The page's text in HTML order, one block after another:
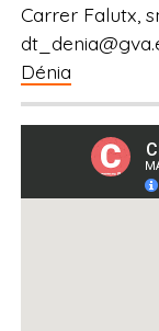
Carrer Falutx,
Dénia